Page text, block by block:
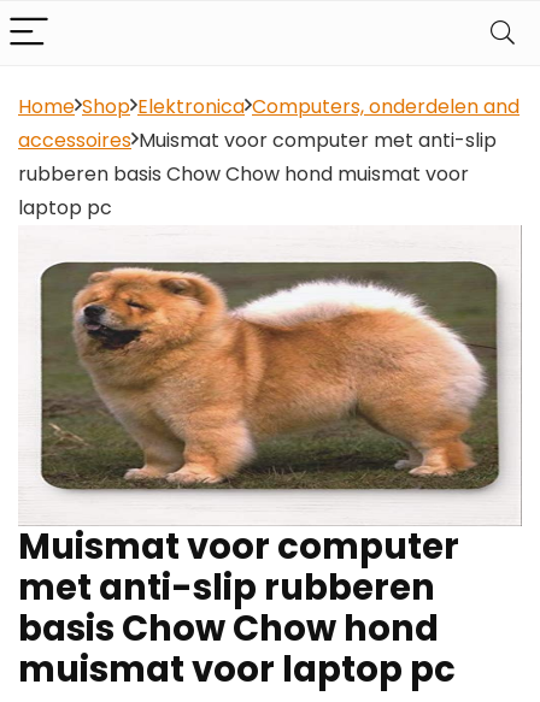
Home Shop Elektronica Computers, onderdelen and
accessoires Muismat voor computer met anti-slip
rubberen basis Chow Chow hond muismat voor
laptop pc
Muismat voor computer
met anti-slip rubberen
basis Chow Chow hond
muismat voor laptop pc